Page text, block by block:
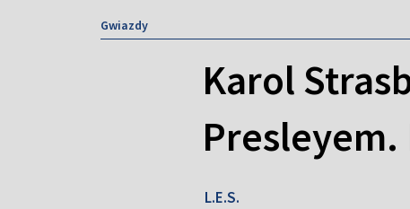
Gwiazdy
Karol
Presleyem.
L.E.S.